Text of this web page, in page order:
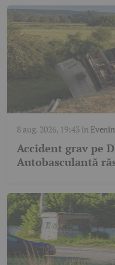
8 aug. 2026, 19:43în
Accident grav pe
Autobasculantă